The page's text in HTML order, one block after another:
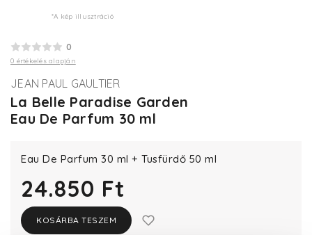
*A kép illusztráció
0
0 értékelés alapján
JEAN PAUL GAULTIER
La Belle Paradise Garden
Eau De Parfum 30 ml
Eau De Parfum 30 ml + Tusfürdő 50 ml
24.850 Ft
KOSÁRBA TESZEM